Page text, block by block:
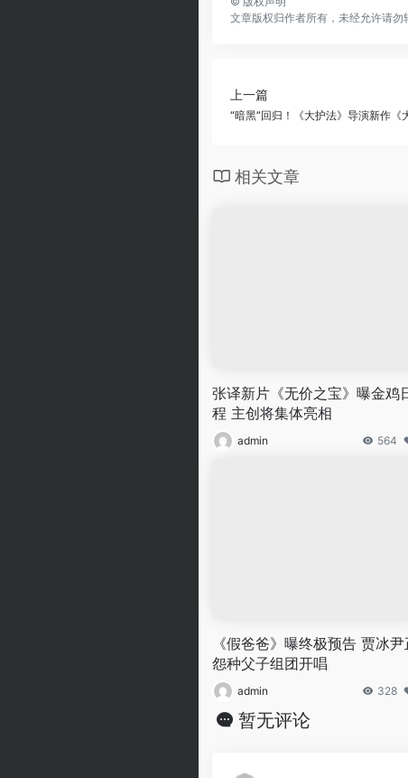
文章版权归作者所有，未经允许请勿
上一篇
“暗黑”回归！《大护法》导演新作《
相关文章
张译新片《无价之宝》曝金鸡
程 主创将集体亮相
admin 564
《假爸爸》曝终极预告 贾冰尹
怨种父子组团开唱
admin 328
暂无评论